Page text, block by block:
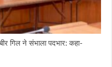
गिल ने संभाला पदभार: कहा-